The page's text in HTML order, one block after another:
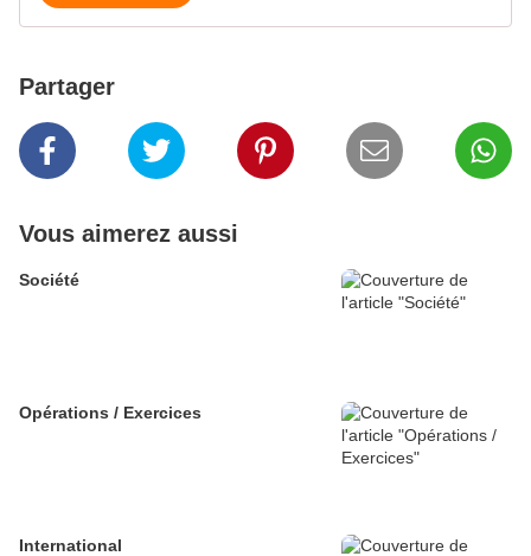
Partager
Vous aimerez aussi
Société
Opérations / Exercices
International